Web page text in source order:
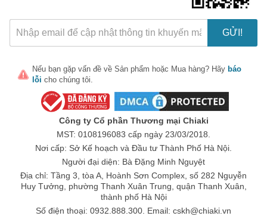
GỬI!
Nếu bạn gặp vấn đề về Sản phẩm hoặc Mua hàng? Hãy báo
lỗi cho chúng tôi.
Công ty Cổ phần Thương mại Chiaki
MST: 0108196083 cấp ngày 23/03/2018.
Nơi cấp: Sở Kế hoạch và Đầu tư Thành Phố Hà Nội.
Người đại diện: Bà Đặng Minh Nguyệt
Địa chỉ: Tầng 3, tòa A, Hoành Sơn Complex, số 282 Nguyễn
Huy Tưởng, phường Thanh Xuân Trung, quận Thanh Xuân,
thành phố Hà Nội
Số điện thoại: 0932.888.300. Email: cskh@chiaki.vn